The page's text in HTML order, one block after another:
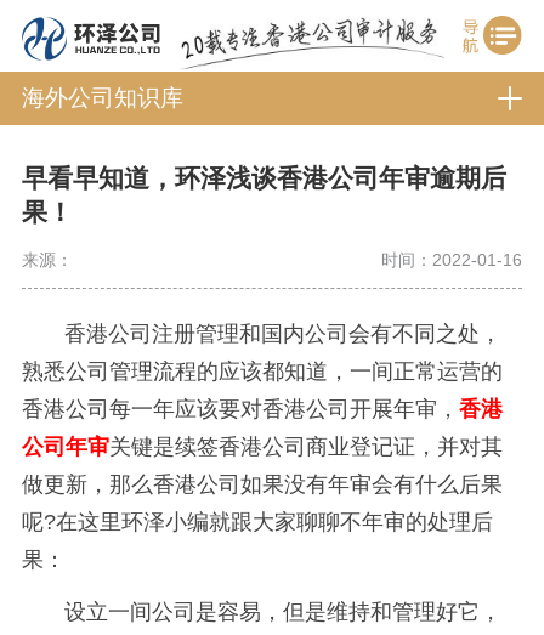
海外公司知识库
早看早知道，环泽浅谈香港公司年审逾期后
果！
来源： 时间：2022-01-16
香港公司注册管理和国内公司会有不同之处，
熟悉公司管理流程的应该都知道，一间正常运营的
香港公司每一年应该要对香港公司开展年审， 香港
公司年审关键是续签香港公司商业登记证，并对其
做更新，那么香港公司如果没有年审会有什么后果
呢?在这里环泽小编就跟大家聊聊不年审的处理后
果：
设立一间公司是容易，但是维持和管理好它，